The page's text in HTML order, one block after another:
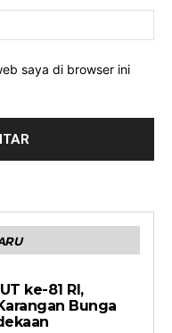
saya di browser ini
ke-81 RI,
Bunga